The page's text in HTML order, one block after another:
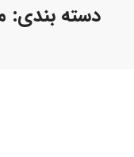
دسته بندی: